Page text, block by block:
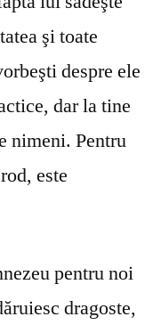
şi toate
despre ele
dar la tine
nimeni. Pentru
este
pentru noi
dragoste,